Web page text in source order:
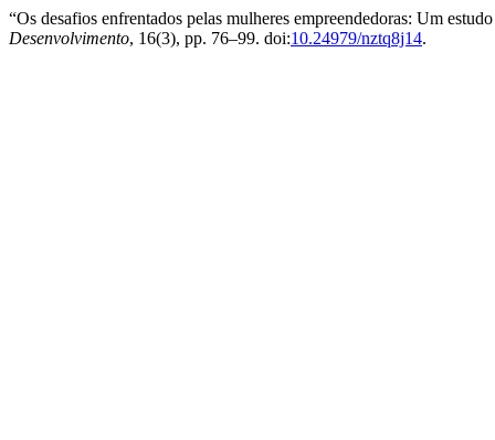
“Os desafios enfrentados pelas mulheres empreendedoras: Um
Desenvolvimento, 16(3), pp. 76–99. doi:10.24979/nztq8j14.